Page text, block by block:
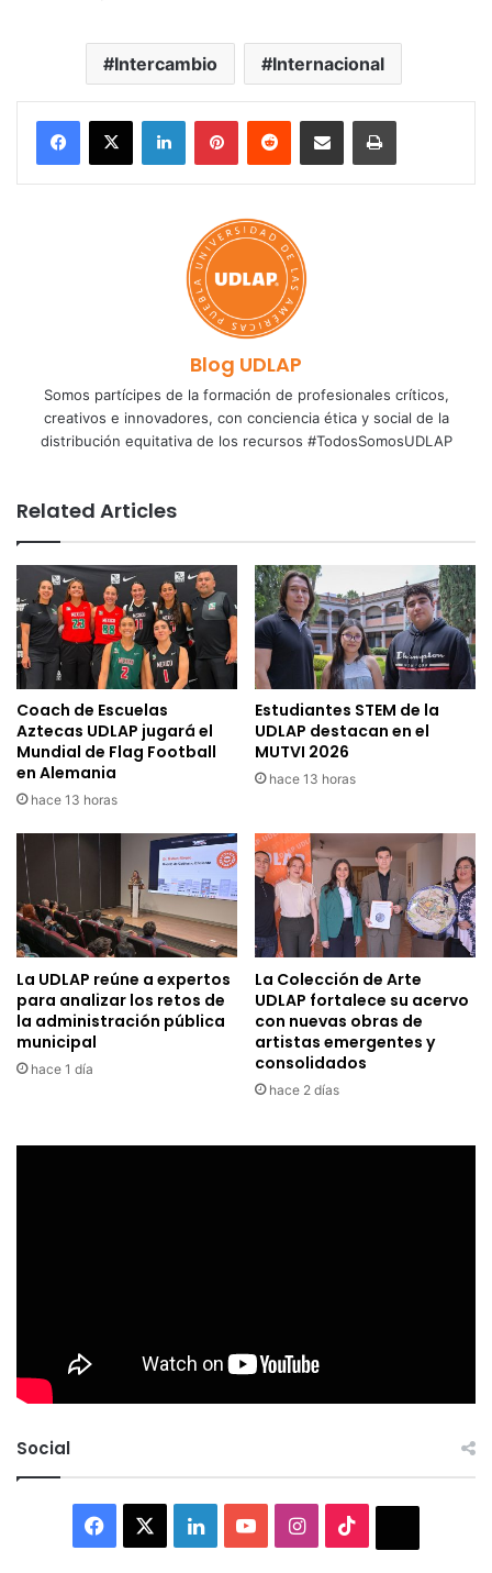
Intercambio Internacional
LinkedInPinterestReddit Share via Email Print
Blog UDLAP
Somos partícipes de la formación de profesionales críticos,
creativos e innovadores, con conciencia ética y social de la
distribución equitativa de los recursos #TodosSomosUDLAP
Related Articles
Coach de Escuelas
Aztecas UDLAP jugará el
Mundial de Flag Football
en Alemania
hace 13 horas
Estudiantes STEM de la
UDLAP destacan en el
MUTVI 2026
hace 13 horas
La UDLAP reúne a expertos
para analizar los retos de
la administración pública
municipal
hace 1 día
La Colección de Arte
UDLAP fortalece su acervo
con nuevas obras de
artistas emergentes y
consolidados
hace 2 días
Social
Facebook LinkedInYouTubeInstagram